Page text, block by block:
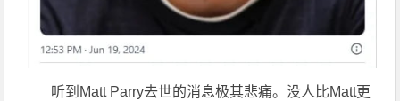
听到Matt Parry去世的消息极其悲痛。没人比Matt更